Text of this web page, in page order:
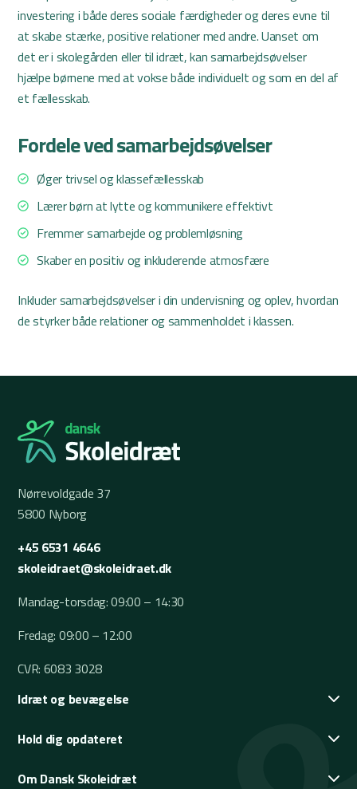
investering i både deres sociale færdigheder og deres evne til
at skabe stærke, positive relationer med andre. Uanset om
det er i skolegården eller til idræt, kan samarbejdsøvelser
hjælpe børnene med at vokse både individuelt og som en del af
et fællesskab.
Fordele ved samarbejdsøvelser
Øger trivsel og klassefællesskab
Lærer børn at lytte og kommunikere effektivt
Fremmer samarbejde og problemløsning
Skaber en positiv og inkluderende atmosfære
Inkluder samarbejdsøvelser i din undervisning og oplev, hvordan
de styrker både relationer og sammenholdet i klassen.
Nørrevoldgade 37
5800 Nyborg
+45 6531 4646
skoleidraet@skoleidraet.dk
Mandag-torsdag: 09:00 – 14:30
Fredag: 09:00 – 12:00
CVR: 6083 3028
Idræt og bevægelse
Hold dig opdateret
Om Dansk Skoleidræt